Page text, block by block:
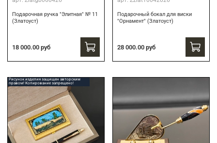
Подарочная ручка "Элитная" № 11
(Златоуст)
18 000.00 руб
Подарочный бокал для виски
"Орнамент" (Златоуст)
28 000.00 руб
Рисунок изделия защищен авторским
правом! Копирование запрещено!